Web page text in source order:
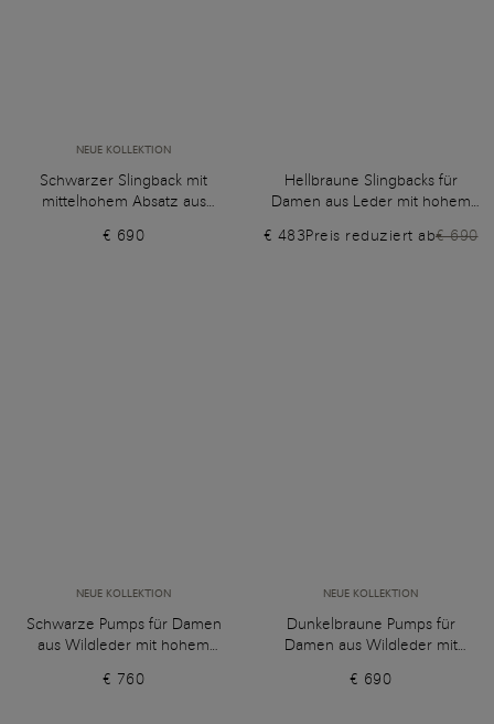
NEUE KOLLEKTION
Schwarzer Slingback mit
mittelhohem Absatz aus
€ 690
Hellbraune Slingbacks für
Damen aus Leder mit hohem
€ 483Preis reduziert ab€ 690
NEUE KOLLEKTION
Schwarze Pumps für Damen
aus Wildleder mit hohem
€ 760
NEUE KOLLEKTION
Dunkelbraune Pumps für
Damen aus Wildleder mit
€ 690